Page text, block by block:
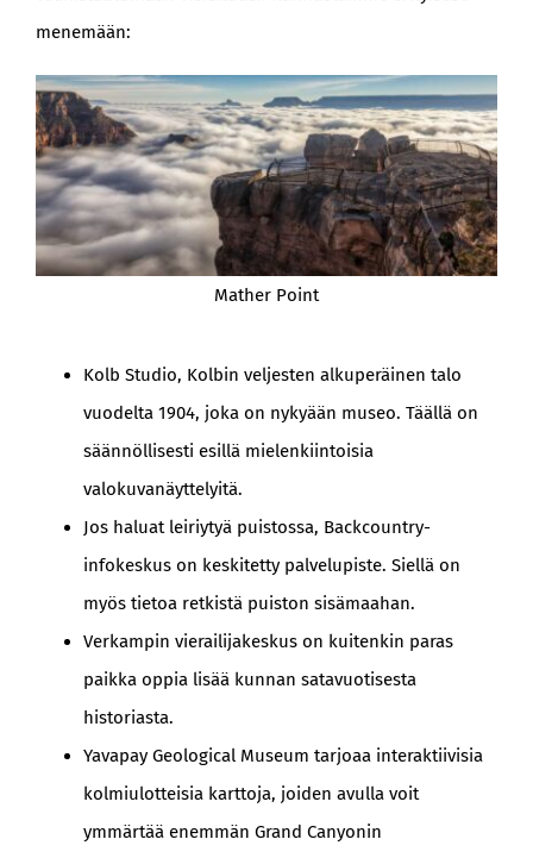
menemään:
Mather Point
Kolb Studio, Kolbin veljesten alkuperäinen talo
vuodelta 1904, joka on nykyään museo. Täällä on
säännöllisesti esillä mielenkiintoisia
valokuvanäyttelyitä.
Jos haluat leiriytyä puistossa, Backcountry-
infokeskus on keskitetty palvelupiste. Siellä on
myös tietoa retkistä puiston sisämaahan.
Verkampin vierailijakeskus on kuitenkin paras
paikka oppia lisää kunnan satavuotisesta
historiasta.
Yavapay Geological Museum tarjoaa interaktiivisia
kolmiulotteisia karttoja, joiden avulla voit
ymmärtää enemmän Grand Canyonin